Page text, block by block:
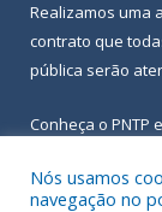
Realizamos uma
contrato que
pública serão
Conheça o PNTP
Nós usamos
navegação no